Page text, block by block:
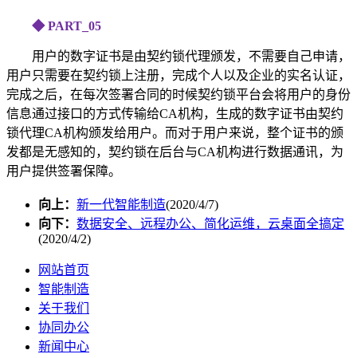
◆ PART_05
用户的数字证书是由契约锁代理颁发，不需要自己申请，
用户只需要在契约锁上注册，完成个人以及企业的实名认证，
完成之后，在每次签署合同的时候契约锁平台会将用户的身份
信息通过接口的方式传输给CA机构，生成的数字证书由契约
锁代理CA机构颁发给用户。而对于用户来说，整个证书的颁
发都是无感知的，契约锁在后台与CA机构进行数据通讯，为
用户提供签署保障。
向上： 新一代智能制造(2020/4/7)
向下： 数据安全、远程办公、简化运维，云桌面全搞定
(2020/4/2)
网站首页
智能制造
关于我们
协同办公
新闻中心